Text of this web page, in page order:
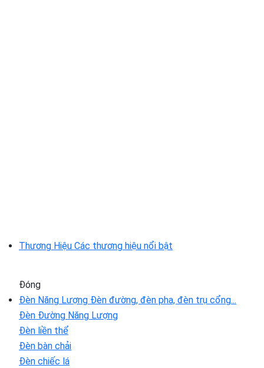
Thương Hiệu Các thương hiệu nổi bật
Đóng
Đèn Năng Lượng Đèn đường, đèn pha, đèn trụ cổng...
Đèn Đường Năng Lượng
Đèn liền thể
Đèn bàn chải
Đèn chiếc lá